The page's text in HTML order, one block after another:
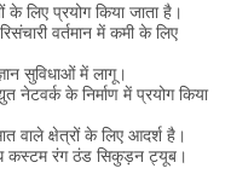
लिए प्रयोग किया जाता है।
वर्तमान में कमी के लिए
सुविधाओं में लागू।
नेटवर्क के निर्माण में प्रयोग किया
वाले क्षेत्रों के लिए आदर्श है।
कस्टम रंग ठंड सिकुड़न ट्यूब।